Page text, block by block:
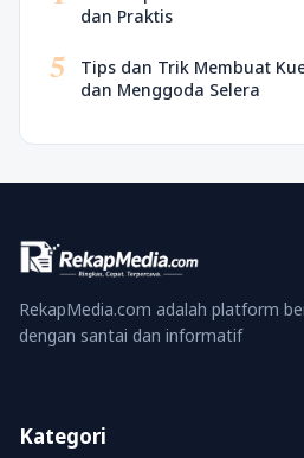
dan Praktis
5
Tips dan Trik Membuat
dan Menggoda Selera
RekapMedia.com adalah platform
dengan santai dan informatif
Kategori